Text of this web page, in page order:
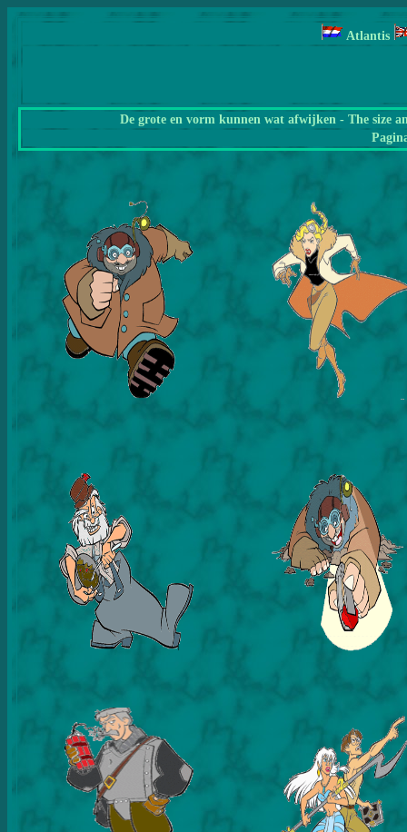
Atlantis
De grote en vorm kunnen wat afwijken - The size